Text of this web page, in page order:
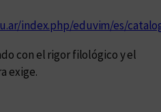
index.php/eduvim/es/
con el rigor filológico y el
exige.